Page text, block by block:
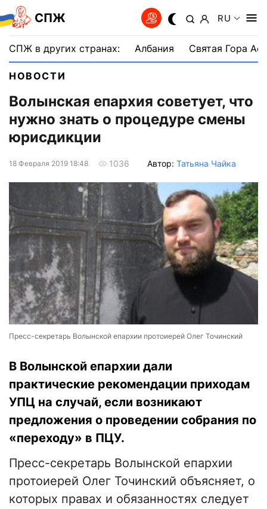
СПЖ RU
СПЖ в других странах: Албания Святая Гора
НОВОСТИ
Волынская епархия советует, что
нужно знать о процедуре смены
юрисдикции
18 Февраля 2019 18:48 1036 Автор: Татьяна Чайка
Пресс-секретарь Волынской епархии протоиерей Олег Точинский
В Волынской епархии дали
практические рекомендации приходам
УПЦ на случай, если возникают
предложения о проведении собрания по
«переходу» в ПЦУ.
Пресс-секретарь Волынской епархии
протоиерей Олег Точинский объясняет, о
которых правах и обязанностях следует